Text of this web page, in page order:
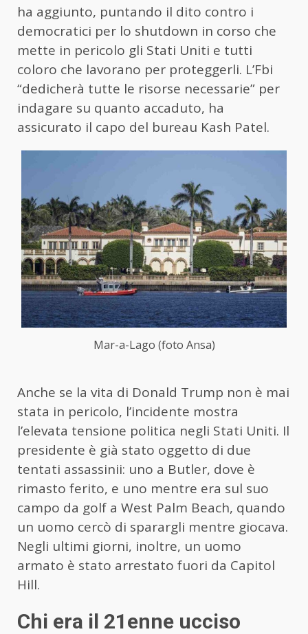
ha aggiunto, puntando il dito contro i
democratici per lo shutdown in corso che
mette in pericolo gli Stati Uniti e tutti
coloro che lavorano per proteggerli. L’Fbi
“dedicherà tutte le risorse necessarie” per
indagare su quanto accaduto, ha
assicurato il capo del bureau Kash Patel.
Mar-a-Lago (foto Ansa)
Anche se la vita di Donald Trump non è mai
stata in pericolo, l’incidente mostra
l’elevata tensione politica negli Stati Uniti. Il
presidente è già stato oggetto di due
tentati assassinii: uno a Butler, dove è
rimasto ferito, e uno mentre era sul suo
campo da golf a West Palm Beach, quando
un uomo cercò di sparargli mentre giocava.
Negli ultimi giorni, inoltre, un uomo
armato è stato arrestato fuori da Capitol
Hill.
Chi era il 21enne ucciso